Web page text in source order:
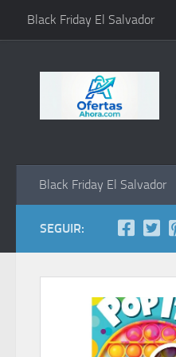
Saltar al contenido
Black Friday El Salvador
Black Friday El Salvador
SEGUIR: